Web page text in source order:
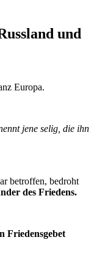
und
jene selig, die ihn
betroffen, bedroht
des Friedens.
Friedensgebet